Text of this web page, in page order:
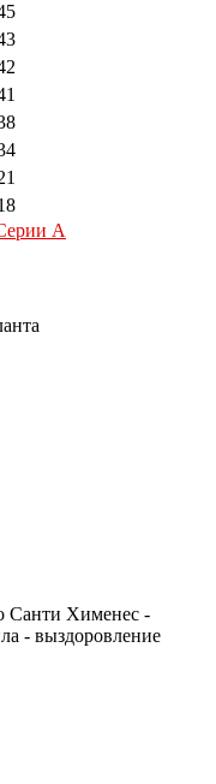
А
Санти Хименес -
- выздоровление